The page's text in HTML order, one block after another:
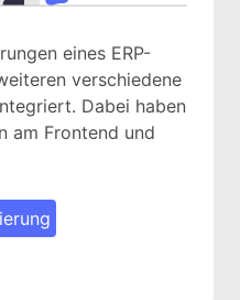
eines ERP-
verschiedene
Dabei haben
am Frontend und